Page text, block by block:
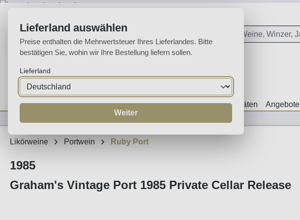
Home Weine Likörweine Espumante Aguardente Spezialitäten Angebote
Likörweine Portwein Ruby Port
1985
Graham's Vintage Port 1985 Private Cellar Release
Lieferland auswählen
Preise enthalten die Mehrwertsteuer Ihres Lieferlandes. Bitte
bestätigen Sie, wohin wir Ihre Bestellung liefern sollen.
Lieferland
Weiter